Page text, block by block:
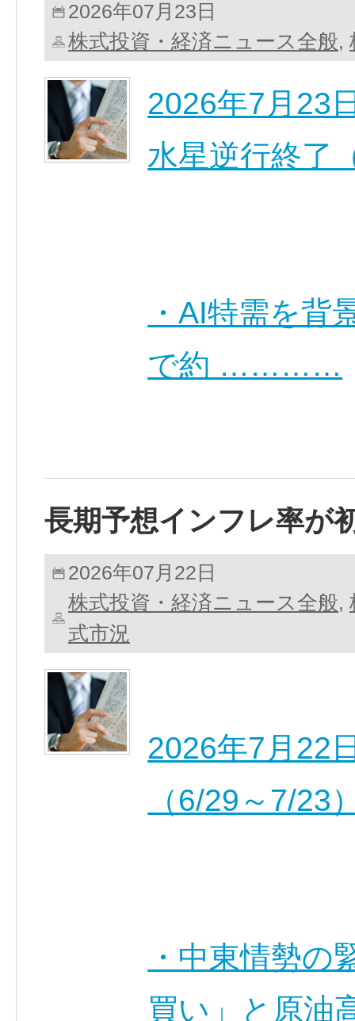
2026年07月23日
株式投資・経済ニュース全般,
2026年7月
水星逆行終了
・AI特需を背
で約 …………
長期予想インフレ率が
2026年07月22日
株式投資・経済ニュース全般,
式市況
2026年7月
（6/29～7/23
・中東情勢の
買い」と原